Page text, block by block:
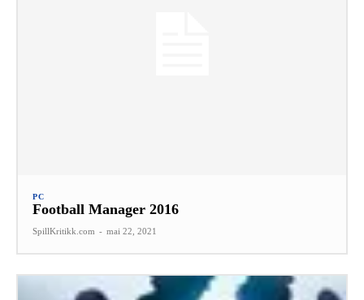
PC
Football Manager 2016
SpillKritikk.com - mai 22, 2021